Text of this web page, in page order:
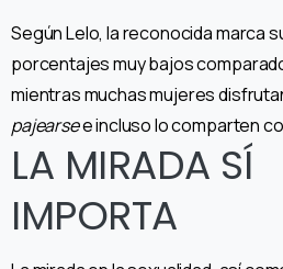
Según Lelo, la reconocida marca
porcentajes muy bajos
mientras muchas mujeres
pajearsee incluso lo comparten
LA MIRADA SÍ
IMPORTA